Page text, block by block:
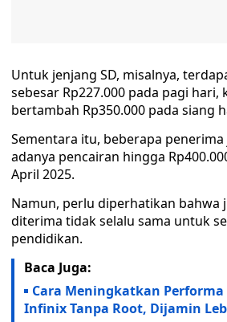
Untuk jenjang SD, misalnya,
sebesar Rp227.000 pada pagi hari,
bertambah Rp350.000 pada siang
Sementara itu, beberapa
adanya pencairan hingga
April 2025.
Namun, perlu diperhatikan bahwa
diterima tidak selalu sama untuk
pendidikan.
Baca Juga:
Cara Meningkatkan Performa
Infinix Tanpa Root, Dijamin